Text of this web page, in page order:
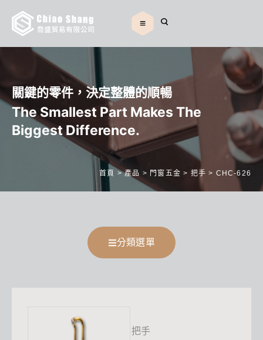
關鍵的零件，決定整體的順暢
The Smallest Part Makes The
Biggest Difference.
首頁 >產品 > 門窗五金 > 把手 > CHC-626
分類選單
把手